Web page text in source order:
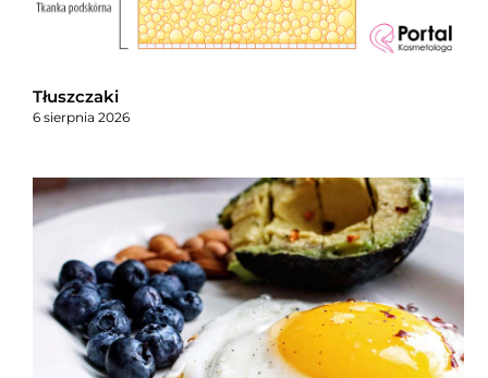
Tłuszczaki
6 sierpnia 2026